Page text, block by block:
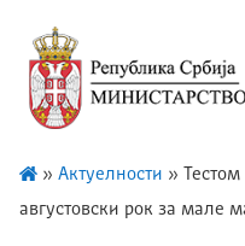
» Актуелности »
августовски рок за мале